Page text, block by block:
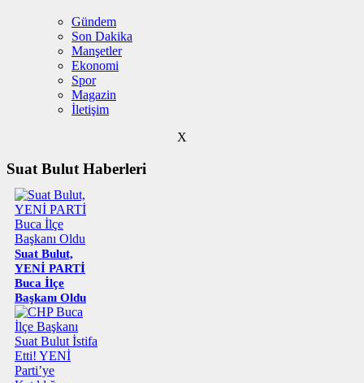
Gündem
Son Dakika
Manşetler
Ekonomi
Spor
Magazin
İletişim
X
Suat Bulut Haberleri
Suat Bulut,
YENİ PARTİ
Buca İlçe
Başkanı Oldu